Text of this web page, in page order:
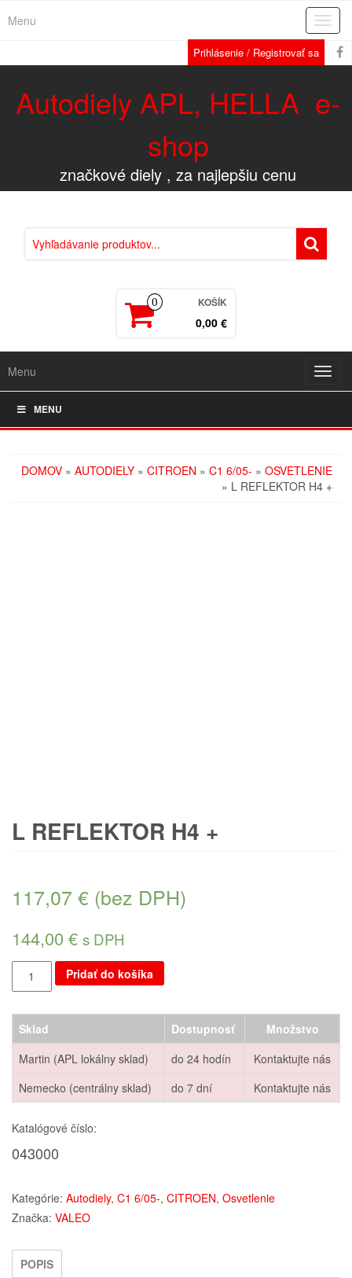
Menu
Prihlásenie / Registrovať sa
Autodiely APL, HELLA e-
shop
značkové diely , za najlepšiu cenu
0 KOŠÍK
0,00 €
Menu
MENU
DOMOV » AUTODIELY » CITROEN » C1 6/05- » OSVETLENIE
» L REFLEKTOR H4 +
L REFLEKTOR H4 +
117,07 € (bez DPH)
144,00 € s DPH
Pridať do košíka
Sklad Dostupnosť
Množstvo
Martin (APL lokálny sklad)
do 24 hodín
Kontaktujte nás
Nemecko (centrálny sklad)
do 7 dní Kontaktujte nás
Katalógové číslo:
043000
Kategórie: Autodiely, C1 6/05-, CITROEN, Osvetlenie
Značka: VALEO
POPIS